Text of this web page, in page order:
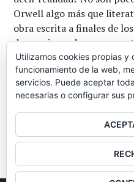
Orwell algo más que
obra escrita a finales de
desgracia, podemos
sociedad occidental
lectores vean al ensayista
olfato especial …Seguir
Utilizamos cookies propias
funcionamiento de la web,
servicios. Puede aceptar
necesarias o configurar sus